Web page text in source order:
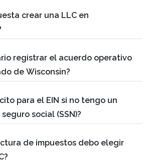
crear una LLC en
registrar el acuerdo operativo
de Wisconsin?
para el EIN si no tengo un
social (SSN)?
de impuestos debo elegir